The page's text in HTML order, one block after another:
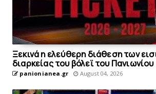
Ξεκινά η ελεύθερη διάθεση των
διαρκείας του βόλεϊ τoυ Πανιωνίου
panionianea.gr August 04, 2026